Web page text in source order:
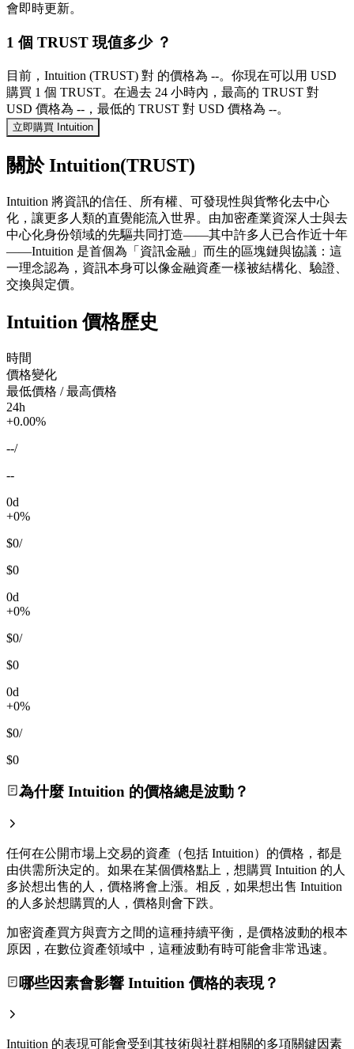
會即時更新。
1 個 TRUST 現值多少 ？
目前，Intuition (TRUST) 對 的價格為 --。你現在可以用 USD
購買 1 個 TRUST。在過去 24 小時內，最高的 TRUST 對
USD 價格為 --，最低的 TRUST 對 USD 價格為 --。
立即購買 Intuition
關於 Intuition(TRUST)
Intuition 將資訊的信任、所有權、可發現性與貨幣化去中心
化，讓更多人類的直覺能流入世界。由加密產業資深人士與去
中心化身份領域的先驅共同打造——其中許多人已合作近十年
——Intuition 是首個為「資訊金融」而生的區塊鏈與協議：這
一理念認為，資訊本身可以像金融資產一樣被結構化、驗證、
交換與定價。
Intuition 價格歷史
時間
價格變化
最低價格 / 最高價格
24h
+0.00%
--/
--
0d
+0%
$0/
$0
0d
+0%
$0/
$0
0d
+0%
$0/
$0
為什麼 Intuition 的價格總是波動？
任何在公開市場上交易的資產（包括 Intuition）的價格，都是
由供需所決定的。如果在某個價格點上，想購買 Intuition 的人
多於想出售的人，價格將會上漲。相反，如果想出售 Intuition
的人多於想購買的人，價格則會下跌。
加密資產買方與賣方之間的這種持續平衡，是價格波動的根本
原因，在數位資產領域中，這種波動有時可能會非常迅速。
哪些因素會影響 Intuition 價格的表現？
Intuition 的表現可能會受到其技術與社群相關的多項關鍵因素